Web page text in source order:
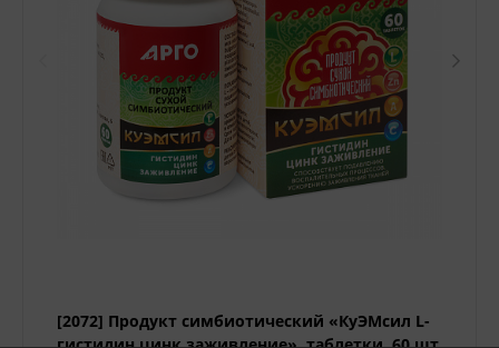
[2072] Продукт симбиотический «КуЭМсил L-